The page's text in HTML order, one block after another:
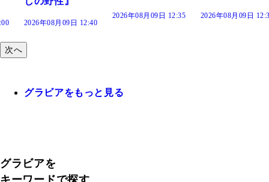
2026年08月09日 12:30
次へ
グラビアをもっと見る
グラビアを
キーワードで探す